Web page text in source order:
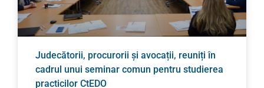
Judecătorii, procurorii și avocații, reuniți în
cadrul unui seminar comun pentru studierea
practicilor CtEDO